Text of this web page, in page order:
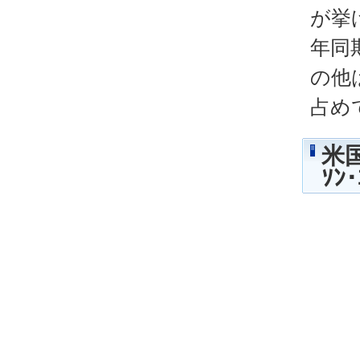
が挙
年同
の他
占め
米
ｿﾝ